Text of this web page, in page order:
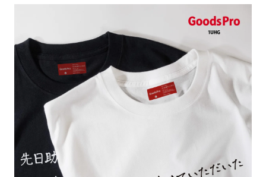
個数 単価 金額
合計金額 ¥0 （税込）
カートに入れる
で解像度200dp以上必要です）当社の取り扱
いの規格サイズにつきましてはデザインテン
プレートの用意がありますので、ご購入後マ
イページの「購入履歴」よりダウンロードし
てご利用くださいませ。
お客様自身でオリジナルのサイズで製作する
場合につきましてはご希望の仕上がりサイズ
に対して四辺（すべての辺をプラス10ｍｍ）
したサイズで製作ください。（重要な情報な
どについては仕上がりサイズから四辺内側に
該当いたします。既製のデザインを応用して自
分だけののぼり旗をつくりたい！などのデザ
イン改造や既製デザインに自分たちの団体の
名前入れや会社のロゴなどを挿入するなどの
相談もお請けしております。
名入れについて
当社の既製のぼり旗に対してお客様の任意の
テキストや企業情報・お店情報などを埋め込
ただ、お客様の飾り付けたい場所の風向きを
もしかしたら左側と上についているよりも右
側と上についていた方が良いと思うかもしれ
ません。
風向きを考えながらチチの向きを決めてから
デザインをするとどの方向でデザインをする
と良いかひらめくかもしれません。デザイン
の方向性につきましてはお客様の好みもあり
ますので、見られる方（お客様）ができる限
みする都合や・最終的なカットをする際の都合
など）のでサイズの指定につきましてはｍｍ単
位は不可となります。最終的なサイズも多少の
ズレ5ｍｍ程度は起きる可能性があります。
みする都合や・最終的なカットをする際の都合
など）のでサイズの指定につきましてはｍｍ単
位は不可となります。最終的なサイズも多少の
ズレ5ｍｍ程度は起きる可能性があります。
生地のふちを大きく棒袋状に縫いこみポール
を通す筒をつくります。ポール自体を包み込
むため、耐久性があがり、デザインがより目
立ちます。
カーブ形状の特殊なのぼり旗にも適合する加
工方法となります。
生地のふちを大きく棒袋状に縫いこみポール
を通す筒をつくります。ポール自体を包み込
むため、耐久性があがり、デザインがより目
立ちます。
カーブ形状の特殊なのぼり旗にも適合する加
工方法となります。
各辺のおおむね3～5ｍｍ程度を折り返し、縫
い糸を走らせて補強します。加工をすることで
のぼり旗の１辺～４辺は折り返し加工されま
すのでその部分のホツレや裂けてしまうこと
を防止する効果があります。
棒袋縫いの場合、補強が無償で付いてきます。
ポンジ（一般）
一般的なのぼり旗の生地はポンジといわれる
厚みが約0.14ｍｍのとても薄い生地を使用し
ます。
のぼり旗製作で一番良く使用される生地で
す。生地の厚みが薄く、裏側にインクが浸透
しやすい生地です。
1本（2分割）
［ +33円 ］
2本（3分割）
［ +66円 ］
［ +99円 ］